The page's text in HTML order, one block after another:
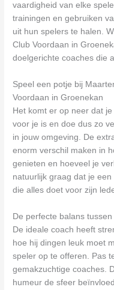
vaardigheid van elke
trainingen en gebruiken
uit hun spelers te halen.
Club Voordaan in
doelgerichte coaches die
Speel een potje bij
Voordaan in Groenekan
Het komt er op neer dat
voor je is en doe dus zo
in jouw omgeving. De
enorm verschil maken in
genieten en hoeveel je
natuurlijk graag dat je een
die alles doet voor zijn
De perfecte balans
De ideale coach heeft
hoe hij dingen leuk moet
speler op te offeren. Pas
gemakzuchtige coaches.
humeur de sfeer